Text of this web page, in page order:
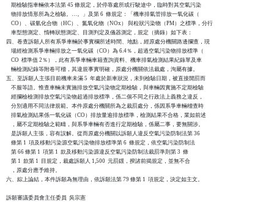
    期檢驗指車輛依本法第 45 條規定，於停靠處所或行駛途中，臨時對其空氣污染
    物排放情形所為之檢驗。…。」及第 6  條規定：「機車排氣管排放一氧化碳（
    CO）、碳氫化合物（HC）、氮氧化物（NOx） 與粒狀污染物（PM）之標準，分行
    車型態測定、惰轉狀態測定、目測判定及儀器測定，規定（摘錄）如下表：
四、卷查訴願人所有系爭車輛於事實欄所述時間、地點，經原處分機關路邊攔查，現
    場經檢測系爭車輛排放之一氧化碳（CO）為 6.4％，超過空氣污染物排放標準（
    CO  標準值 2％），此有系爭車輛車籍查詢資料、機車排氣檢測結果紀錄單及車
    輛檢測紀錄等附卷可稽，其違規事實明確，原處分機關依法裁處，洵屬有據。
五、至訴願人主張目前機車未滿 5  年處於新車狀況，未到檢驗日期，被直接開罰而
    不服等語。惟查車輛未實施排放空氣污染物定期檢驗，與車輛因實施不定期檢驗
    經攔檢檢測排放空氣污染物超過排放標準，係二個不同之行政法上義務之違反，
    分別適用不同法律規範。本件原處分機關所為之裁罰處分，係因系爭車輛稽查時
    排氣檢測結果係一氧化碳（CO）排放量逾排放標準，檢測結果不合格，業如前述
    ，屬不定期檢驗之範疇，與系爭車輛有否進行定期檢驗，係屬二事，要無關涉。
    是訴願人主張，容有誤解。從而原處分機關以訴願人違反空氣污染防制法第 36
    條第 1  項及移動污染源空氣污染物排放標準第 6  條規定，依空氣污染防制法
    第 66 條第 1  項第 1  款及移動污染源違反空氣污染防制法裁罰準則第 3  條
    第 1  款第 1  目規定，裁處訴願人 1,500  元罰鍰，揆諸前揭規定，並無不合
    ，原處分應予維持。
六、綜上論結，本件訴願為無理由，依訴願法第 79 條第 1  項規定，決定如主文。
訴願審議委員會主任委員  吳宗憲